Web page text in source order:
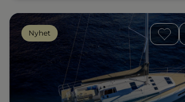
Nyhet